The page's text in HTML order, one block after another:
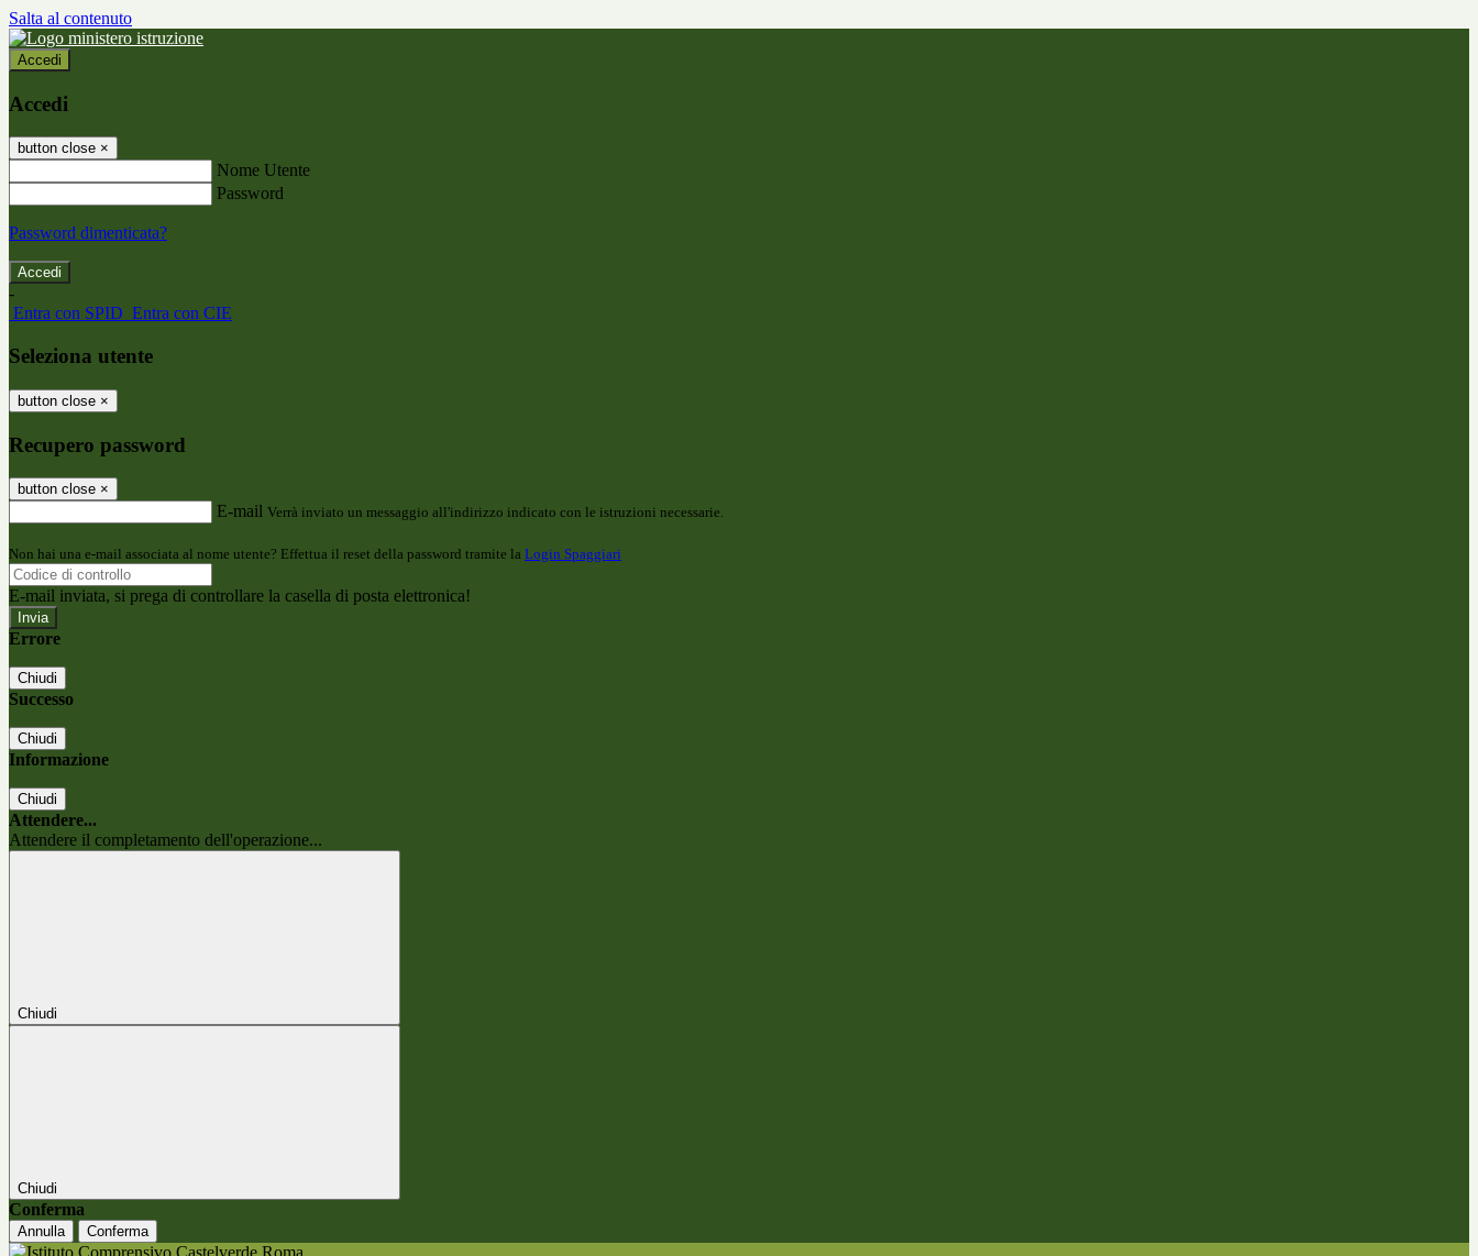
Salta al contenuto
Accedi
Accedi
button close ×
Nome Utente
Password
Password dimenticata?
-
Entra con SPID Entra con CIE
Seleziona utente
button close ×
Recupero password
button close ×
E-mail Verrà inviato un messaggio all'indirizzo indicato con le istruzioni necessarie.
Non hai una e-mail associata al nome utente? Effettua il reset della password tramite la Login Spaggiari
E-mail inviata, si prega di controllare la casella di posta elettronica!
Errore
Chiudi
Successo
Chiudi
Informazione
Chiudi
Attendere...
Attendere il completamento dell'operazione...
Chiudi
Chiudi
Conferma
Annulla Conferma